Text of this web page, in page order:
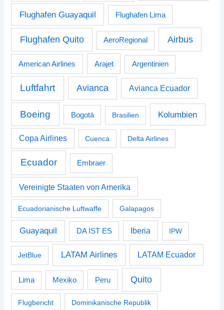
Flughafen Guayaquil Flughafen Lima
Flughafen Quito AeroRegional Airbus
American Airlines Arajet Argentinien
Luftfahrt Avianca Avianca Ecuador
Boeing Bogotá Brasilien Kolumbien
Copa Airlines Cuenca Delta Airlines
Ecuador Embraer
Vereinigte Staaten von Amerika
Ecuadorianische Luftwaffe Galapagos
Guayaquil DA IST ES Iberia IPW
JetBlue LATAM Airlines LATAM Ecuador
Lima Mexiko Peru Quito
Flugbericht Dominikanische Republik